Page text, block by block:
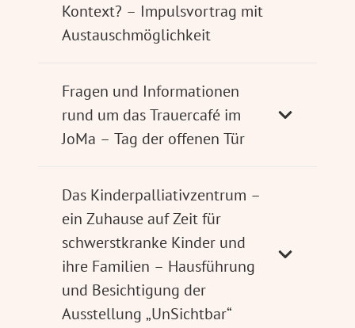
Kontext? – Impulsvortrag mit
Austauschmöglichkeit
Fragen und Informationen
rund um das Trauercafé im
JoMa – Tag der offenen Tür
Das Kinderpalliativzentrum –
ein Zuhause auf Zeit für
schwerstkranke Kinder und
ihre Familien – Hausführung
und Besichtigung der
Ausstellung „UnSichtbar“